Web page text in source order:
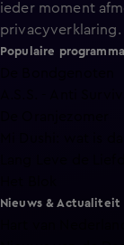
ieder moment
privacyverklaring.
Populaire
Nieuws & Actualiteit